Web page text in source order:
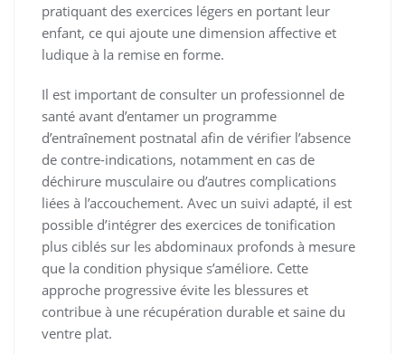
pratiquant des exercices légers en portant leur
enfant, ce qui ajoute une dimension affective et
ludique à la remise en forme.
Il est important de consulter un professionnel de
santé avant d’entamer un programme
d’entraînement postnatal afin de vérifier l’absence
de contre-indications, notamment en cas de
déchirure musculaire ou d’autres complications
liées à l’accouchement. Avec un suivi adapté, il est
possible d’intégrer des exercices de tonification
plus ciblés sur les abdominaux profonds à mesure
que la condition physique s’améliore. Cette
approche progressive évite les blessures et
contribue à une récupération durable et saine du
ventre plat.